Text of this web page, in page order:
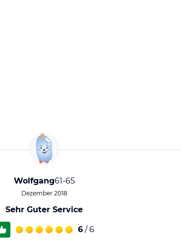
Wolfgang61-65
Dezember 2018
Sehr Guter Service
6 / 6